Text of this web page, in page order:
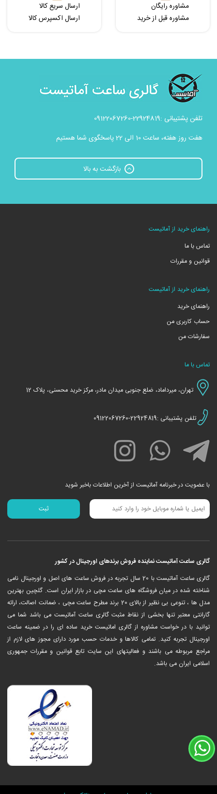
مشاوره رایگان
مشاوره قبل از خرید
ارسال سریع کالا
ارسال اکسپرس کالا
تلفن پشتیبانی :22924819-09122067260
هفت روز هفته، ساعت 10 الی 22 پاسخگوی شما هستیم
بازگشت به بالا
راهنمای خرید از آماتیست
تماس با ما
قوانین و مقررات
راهنمای خرید از آماتیست
راهنمای خرید
حساب کاربری من
سفارشات من
تماس با ما
تهران، میرداماد، ضلع جنوبی میدان مادر، مرکز خرید محسنی، پلاک 12
تلفن پشتیبانی :22924819-09122067260
با عضویت در خبرنامه آماتیست از آخرین اطلاعات باخبر شوید
گالری ساعت آماتیست نماینده فروش برندهای اورجینال در کشور
‎گالری ساعت آماتیست با 20 سال تجربه در فروش ساعت های اصل و اورجینال نامی
شناخته شده در میان فروشگاه های ساعت مچی در بازار ایران است. گلچین بهترین
مدل ها ، تنوعی بی نظیر از بالای 20 برند مطرح ساعت مچی ، ضمانت اصالت، ارائه
گارانتی معتبر تنها بخشی از نقاط مثبت گالری ساعت آماتیست می باشد شما می
توانید با در خواست مشاوره از گالری اماتیست خرید ساده ای را در ضمینه ساعت
اورجینال تجربه کنید. تمامی کالاها و خدمات حسب مورد دارای مجوز های لازم از
مراجع مربوطه می باشند و فعالیتهای این سایت تابع قوانین و مقررات جمهوری
اسلامی ایران می باشد.